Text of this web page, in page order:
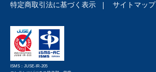
特定商取引法に基づく表示
サイトマップ
ISMS：JUSE-IR-205